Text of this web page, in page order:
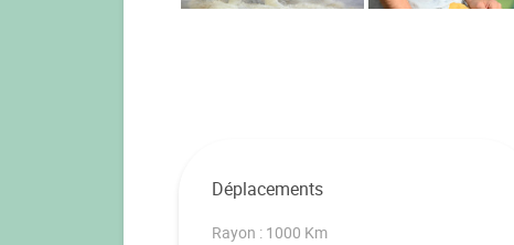
Déplacements
Rayon : 1000 Km